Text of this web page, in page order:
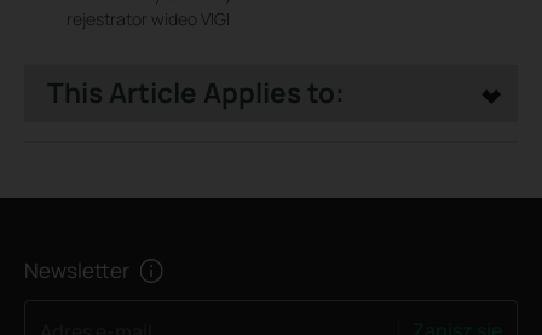
rejestrator wideo VIGI
This Article Applies to:
Newsletter